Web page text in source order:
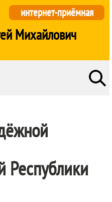
Михайлович
интернет-приёмная
Республики